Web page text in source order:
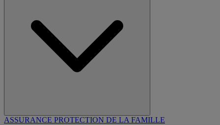
ASSURANCE PROTECTION DE LA FAMILLE